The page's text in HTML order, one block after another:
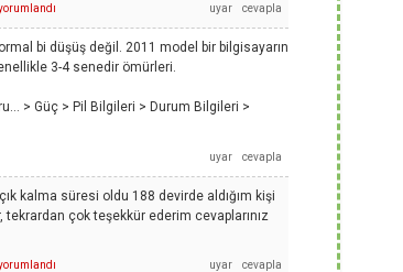
bi düşüş değil. 2011 model bir bilgisayarın
3-4 senedir ömürleri.
> Güç > Pil Bilgileri > Durum Bilgileri >
kalma süresi oldu 188 devirde aldığım kişi
çok teşekkür ederim cevaplarınız